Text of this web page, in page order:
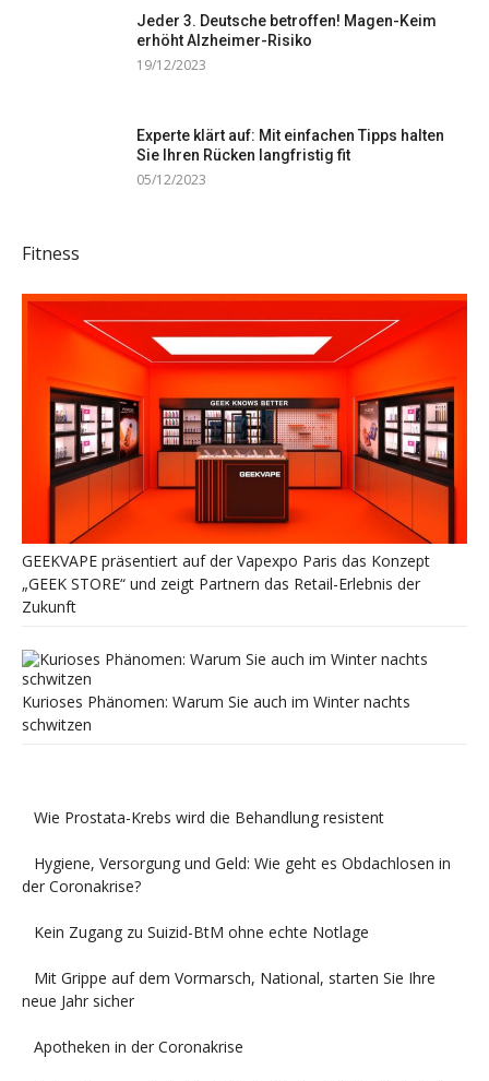
Jeder 3. Deutsche betroffen! Magen-Keim
erhöht Alzheimer-Risiko
19/12/2023
Experte klärt auf: Mit einfachen Tipps halten
Sie Ihren Rücken langfristig fit
05/12/2023
Fitness
GEEKVAPE präsentiert auf der Vapexpo Paris das Konzept
„GEEK STORE“ und zeigt Partnern das Retail-Erlebnis der
Zukunft
Kurioses Phänomen: Warum Sie auch im Winter nachts
schwitzen
Wie Prostata-Krebs wird die Behandlung resistent
Hygiene, Versorgung und Geld: Wie geht es Obdachlosen in
der Coronakrise?
Kein Zugang zu Suizid-BtM ohne echte Notlage
Mit Grippe auf dem Vormarsch, National, starten Sie Ihre
neue Jahr sicher
Apotheken in der Coronakrise